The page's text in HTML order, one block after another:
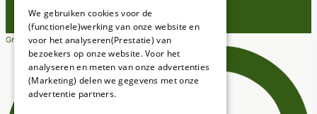
Gratis verzending vanaf €25,-
GERMAN
We gebruiken cookies voor de
(functionele)werking van onze website en
voor het analyseren(Prestatie) van
bezoekers op onze website. Voor het
analyseren en meten van onze advertenties
(Marketing) delen we gegevens met onze
advertentie partners.